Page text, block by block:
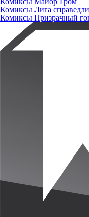
Комиксы Лига
Комиксы Призрачный